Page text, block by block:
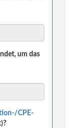
um das
CPE-